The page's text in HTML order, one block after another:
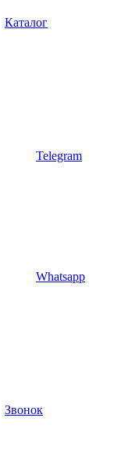
Каталог
Telegram
Whatsapp
Звонок